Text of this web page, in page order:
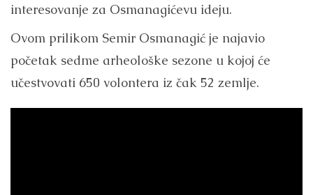
interesovanje za Osmanagićevu ideju.
Ovom prilikom Semir Osmanagić je najavio
početak sedme arheološke sezone u kojoj će
učestvovati 650 volontera iz čak 52 zemlje.